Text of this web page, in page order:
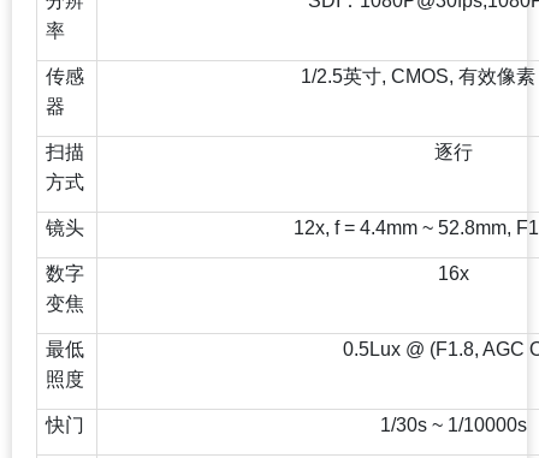
率
传感
器
1/2.5英寸, CMOS, 有效像
扫描
方式
逐行
镜头 12x, f = 4.4mm ~ 52.8mm,
数字
变焦
16x
最低
照度
0.5Lux @ (F1.8, AGC
快门 1/30s ~ 1/10000s